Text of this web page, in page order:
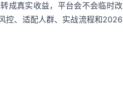
成真实收益，平台会不会临时改
控、适配人群、实战流程和2026